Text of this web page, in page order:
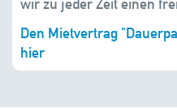
Den Mietvertrag
hier